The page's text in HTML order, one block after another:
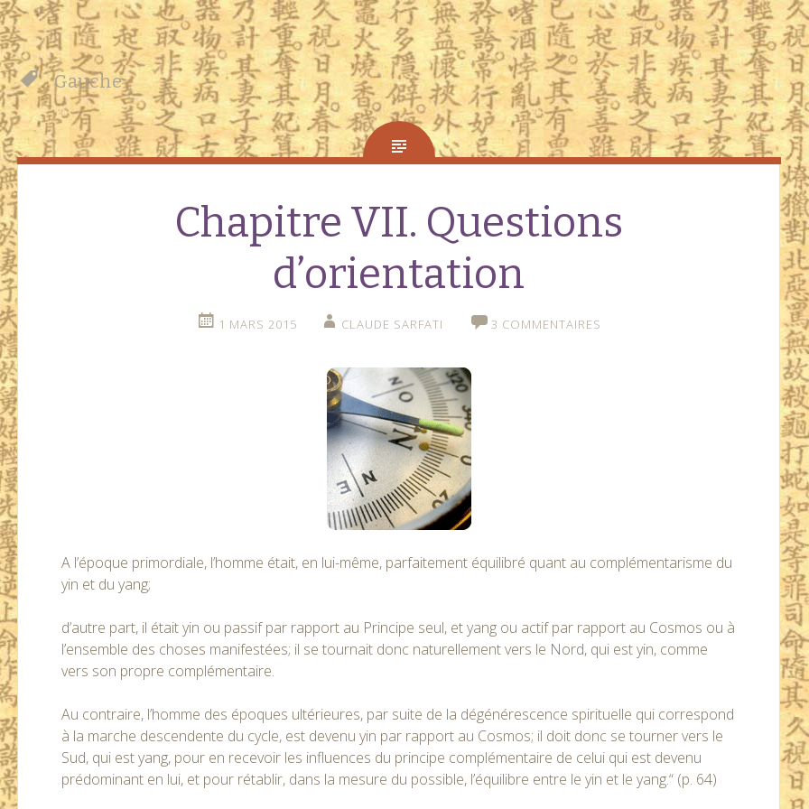
Gauche
Chapitre VII. Questions
d’orientation
1 MARS 2015 CLAUDE SARFATI 3 COMMENTAIRES
A l’époque primordiale, l’homme était, en lui-même, parfaitement équilibré quant au complémentarisme du
yin et du yang;
d’autre part, il était yin ou passif par rapport au Principe seul, et yang ou actif par rapport au Cosmos ou à
l’ensemble des choses manifestées; il se tournait donc naturellement vers le Nord, qui est yin, comme
vers son propre complémentaire.
Au contraire, l’homme des époques ultérieures, par suite de la dégénérescence spirituelle qui correspond
à la marche descendente du cycle, est devenu yin par rapport au Cosmos; il doit donc se tourner vers le
Sud, qui est yang, pour en recevoir les influences du principe complémentaire de celui qui est devenu
prédominant en lui, et pour rétablir, dans la mesure du possible, l’équilibre entre le yin et le yang.“ (p. 64)